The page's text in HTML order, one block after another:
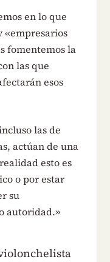
en lo que
«empresarios
fomentemos la
las que
esos
las de
actúan de una
esto es
o por estar
su
autoridad.»